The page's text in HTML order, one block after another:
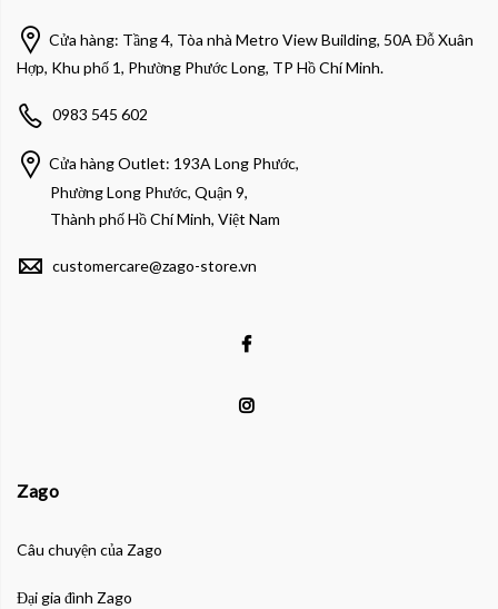
Cửa hàng: Tầng 4, Tòa nhà Metro View Building, 50A Đỗ Xuân
Hợp, Khu phố 1, Phường Phước Long, TP Hồ Chí Minh.
0983 545 602
Cửa hàng Outlet: 193A Long Phước,
Phường Long Phước, Quận 9,
Thành phố Hồ Chí Minh, Việt Nam
customercare@zago-store.vn
Zago
Câu chuyện của Zago
Đại gia đình Zago